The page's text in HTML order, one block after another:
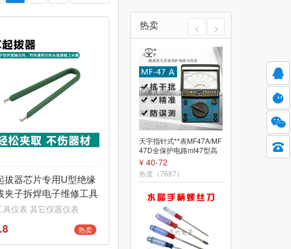
拔器芯片专用U型绝缘
夹子拆焊电子维修工具
拆卸器
具仪表 其它仪器仪表
热卖
热卖
天宇指针式**表MF47A/MF
47D全保护电路mf47型高
精度标准型机械
¥ 40-72
热度（7687）
35/45合1多功能手
刀组合套装手机电
本拆机维修工具